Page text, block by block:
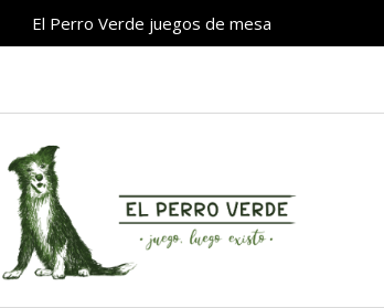
El Perro Verde juegos de mesa